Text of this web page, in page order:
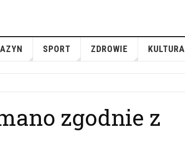
SPORT ZDROWIE KULTURA
zgodnie z